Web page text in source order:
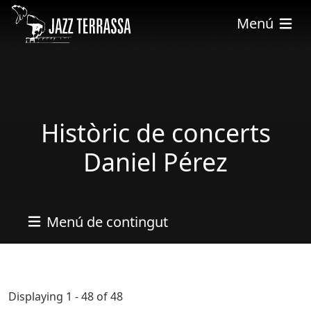
Pasar al contenido principal
Menú
Històric de concerts
Daniel Pérez
Menú de contingut
Displaying 1 - 48 of 48